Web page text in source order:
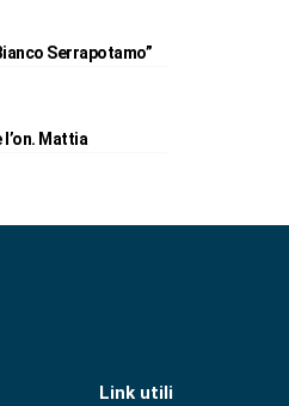
Serrapotamo”
Mattia
Link utili